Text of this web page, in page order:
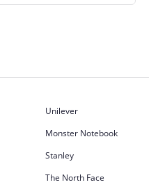
Unilever
Monster Notebook
Stanley
The North Face